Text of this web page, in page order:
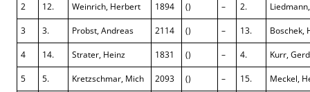
2 12. Weinrich, Herbert 1894 () – 2.
3 3. Probst, Andreas 2114 () – 13. Boschek,
4 14. Strater, Heinz 1831 () – 4. Kurr, Gerd
5 5. Kretzschmar, Mich 2093 () – 15. Meckel,